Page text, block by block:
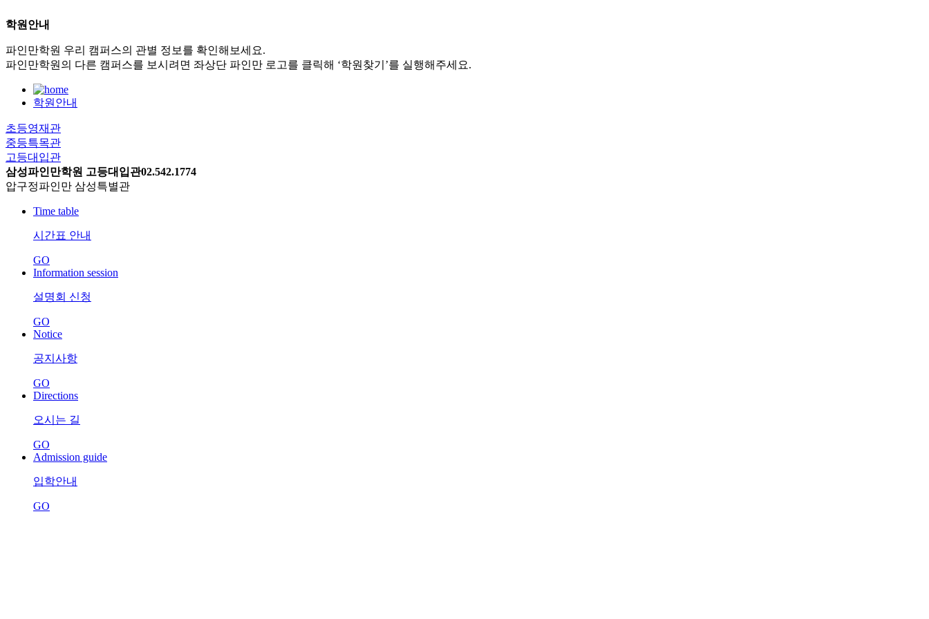
학원안내
파인만학원 우리 캠퍼스의 관별 정보를 확인해보세요.
파인만학원의 다른 캠퍼스를 보시려면 좌상단 파인만 로고를 클릭해 ‘학원찾기’를 실행해주세요.
학원안내
초등영재관
중등특목관
고등대입관
삼성파인만학원 고등대입관02.542.1774
압구정파인만 삼성특별관
Time table
시간표 안내
GO
Information session
설명회 신청
GO
Notice
공지사항
GO
Directions
오시는 길
GO
Admission guide
입학안내
GO